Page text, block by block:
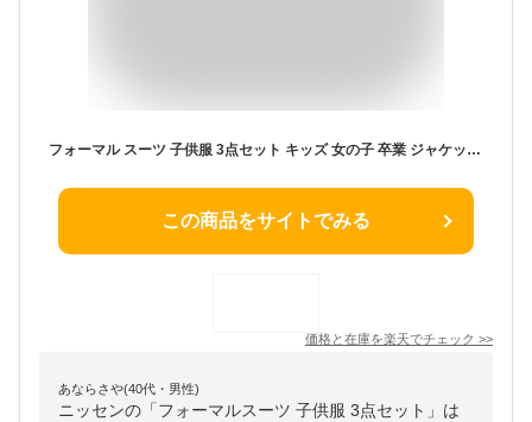
フォーマル スーツ 子供服 3点セット キッズ 女の子 卒業 ジャケット ブラウス スカート ジュニア服 グレー 黒系チェック/黒 白系チェック 身長140/150/160cm 入卒 入学式 卒業式 入園式 卒園式 ニッセン nissen
この商品をサイトでみる
価格と在庫を楽天でチェック >>
あならさや(40代・男性)
ニッセンの「フォーマルスーツ 子供服 3点セット」は